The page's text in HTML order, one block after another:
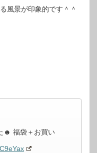
風景が印象的です＾＾
☻ 福袋＋お買い